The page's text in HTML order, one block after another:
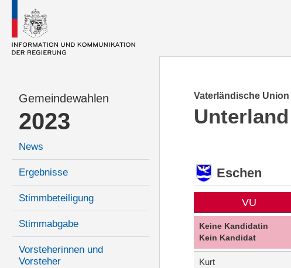
Gemeindewahlen
2023
News
Ergebnisse
Stimmbeteiligung
Stimmabgabe
Vorsteherinnen und
Vorsteher
Vaterländische Union
Unterland
Eschen
VU
Keine Kandidatin
Kein Kandidat
Kurt